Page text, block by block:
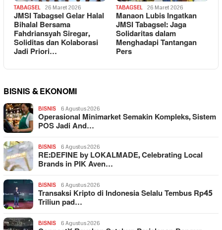
TABAGSEL 26 Maret 2026
JMSI Tabagsel Gelar Halal
Bihalal Bersama
Fahdriansyah Siregar,
Soliditas dan Kolaborasi
Jadi Priori…
TABAGSEL 26 Maret 2026
Manaon Lubis Ingatkan
JMSI Tabagsel: Jaga
Solidaritas dalam
Menghadapi Tantangan
Pers
BISNIS & EKONOMI
BISNIS 6 Agustus 2026
Operasional Minimarket Semakin Kompleks, Sistem
POS Jadi And…
BISNIS 6 Agustus 2026
RE:DEFINE by LOKALMADE, Celebrating Local
Brands in PIK Aven…
BISNIS 6 Agustus 2026
Transaksi Kripto di Indonesia Selalu Tembus Rp45
Triliun pad…
BISNIS 6 Agustus 2026